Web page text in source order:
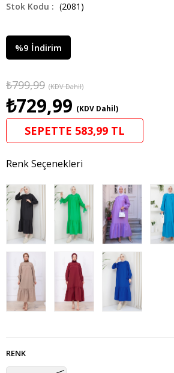
(2081)
%9 İndirim
₺799,99 (KDV Dahil)
₺729,99 (KDV Dahil)
SEPETTE 583,99 TL
Renk Seçenekleri
RENK